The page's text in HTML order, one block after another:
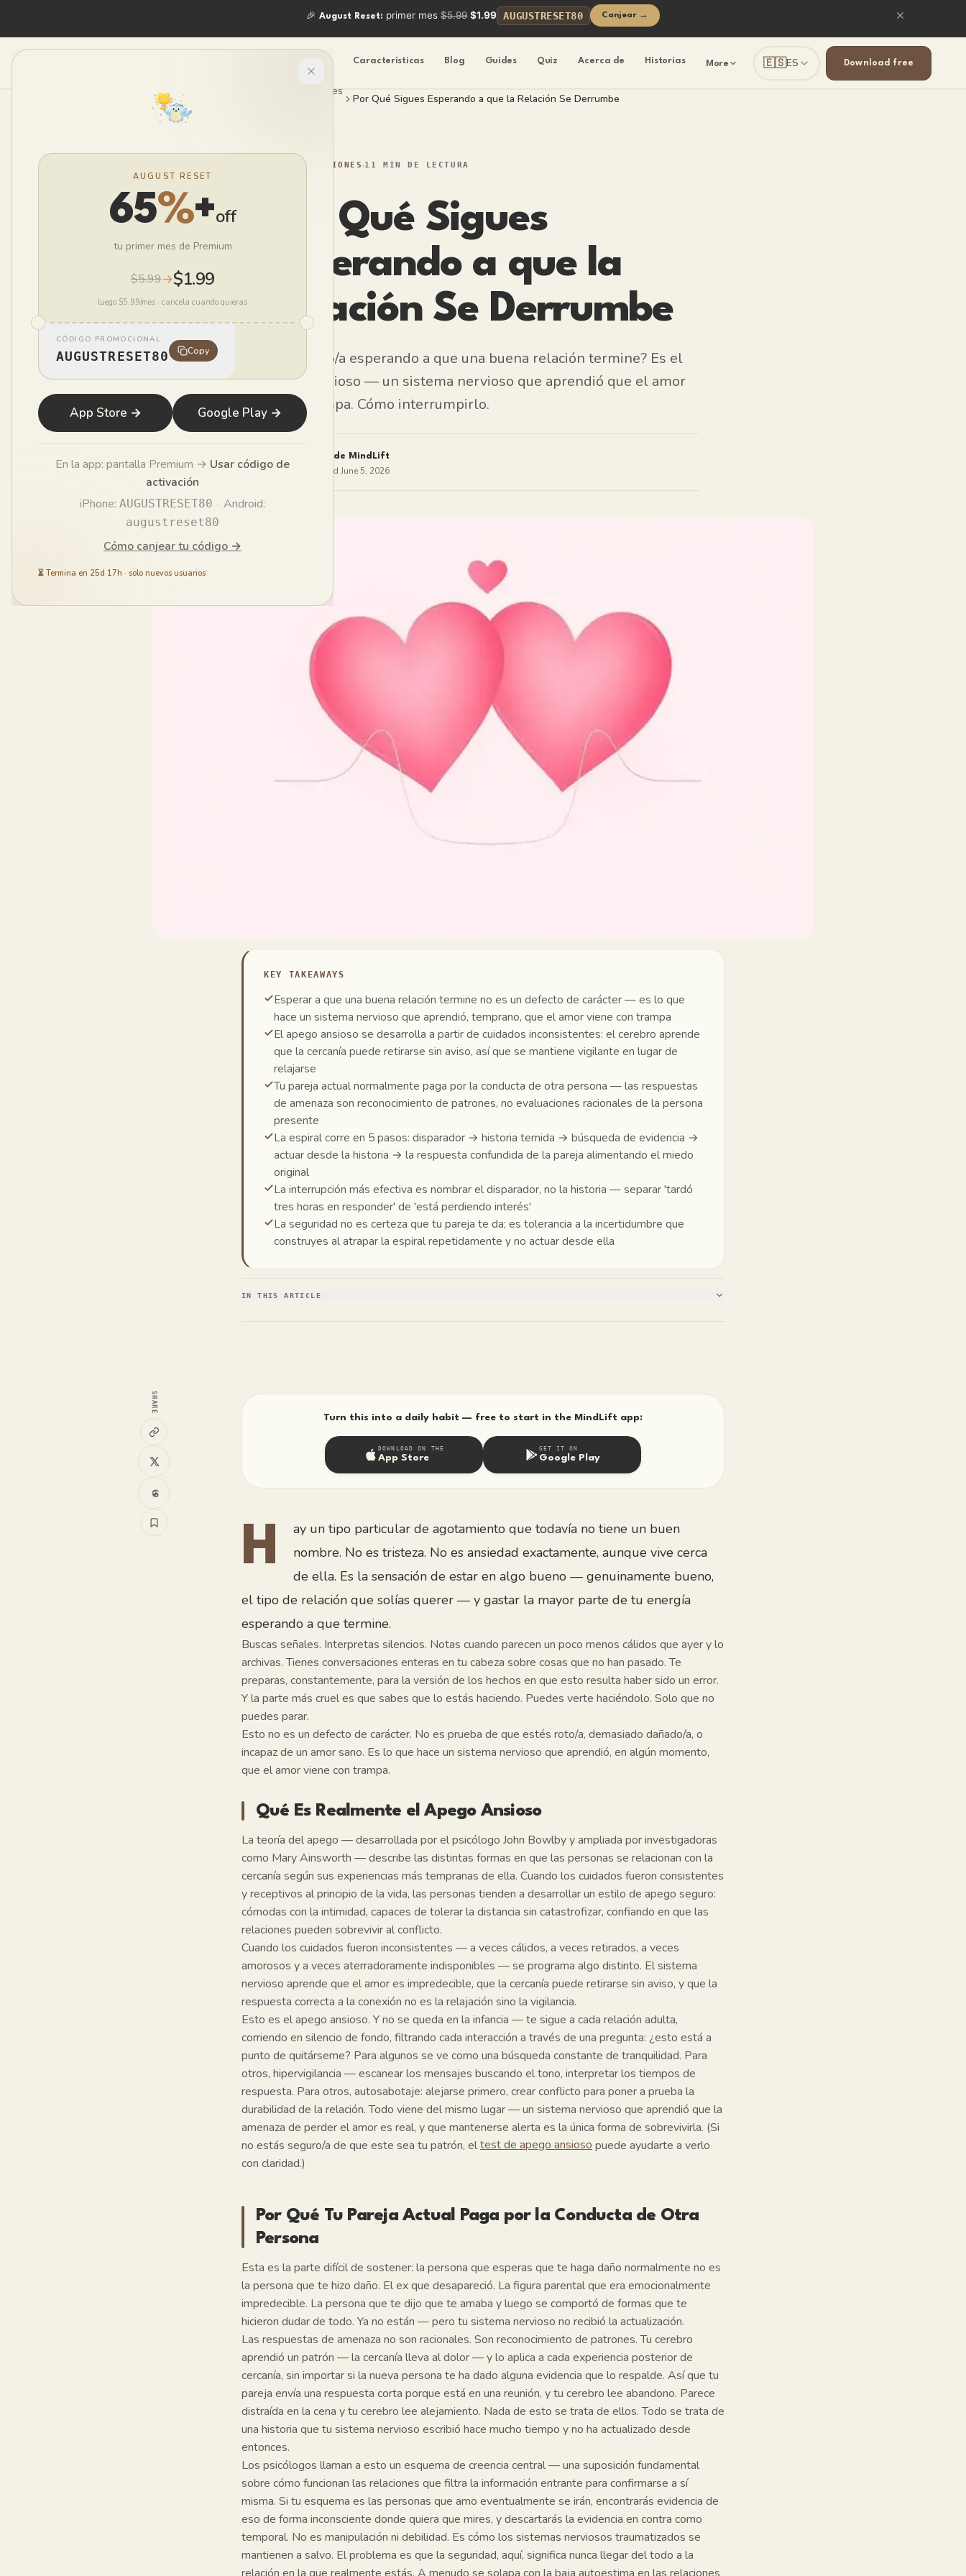
🎉August Reset: primer mes $5.99 $1.99 AUGUSTRESET80 Canjear →
AUGUST RESET
65%+off
tu primer mes de Premium
$5.99→$1.99
luego $5.99/mes · cancela cuando quieras
CÓDIGO PROMOCIONAL
AUGUSTRESET80 Copy
App Store → Google Play →
En la app: pantalla Premium → Usar código de
activación
iPhone: AUGUSTRESET80 · Android:
augustreset80
Cómo canjear tu código →
⏳ Termina en 25d 17h · solo nuevos usuarios
Inicio Características Blog Guides Quiz Acerca de Historias More 🇪🇸ES Download free
Relaciones
Por Qué Sigues Esperando a que la Relación Se Derrumbe
BLOG
RELACIONES 11 MIN DE LECTURA
Por Qué Sigues
Esperando a que la
Relación Se Derrumbe
¿Atrapado/a esperando a que una buena relación termine? Es el
apego ansioso — un sistema nervioso que aprendió que el amor
tiene trampa. Cómo interrumpirlo.
ED
Equipo de MindLift
Published June 5, 2026
KEY TAKEAWAYS
Esperar a que una buena relación termine no es un defecto de carácter — es lo que
hace un sistema nervioso que aprendió, temprano, que el amor viene con trampa
El apego ansioso se desarrolla a partir de cuidados inconsistentes: el cerebro aprende
que la cercanía puede retirarse sin aviso, así que se mantiene vigilante en lugar de
relajarse
Tu pareja actual normalmente paga por la conducta de otra persona — las respuestas
de amenaza son reconocimiento de patrones, no evaluaciones racionales de la persona
presente
La espiral corre en 5 pasos: disparador → historia temida → búsqueda de evidencia →
actuar desde la historia → la respuesta confundida de la pareja alimentando el miedo
original
La interrupción más efectiva es nombrar el disparador, no la historia — separar 'tardó
tres horas en responder' de 'está perdiendo interés'
La seguridad no es certeza que tu pareja te da; es tolerancia a la incertidumbre que
construyes al atrapar la espiral repetidamente y no actuar desde ella
IN THIS ARTICLE
SHARE
Turn this into a daily habit — free to start in the MindLift app:
DOWNLOAD ON THE
App Store
GET IT ON
Google Play
H
ay un tipo particular de agotamiento que todavía no tiene un buen
nombre. No es tristeza. No es ansiedad exactamente, aunque vive cerca
de ella. Es la sensación de estar en algo bueno — genuinamente bueno,
el tipo de relación que solías querer — y gastar la mayor parte de tu energía
esperando a que termine.
Buscas señales. Interpretas silencios. Notas cuando parecen un poco menos cálidos que ayer y lo
archivas. Tienes conversaciones enteras en tu cabeza sobre cosas que no han pasado. Te
preparas, constantemente, para la versión de los hechos en que esto resulta haber sido un error.
Y la parte más cruel es que sabes que lo estás haciendo. Puedes verte haciéndolo. Solo que no
puedes parar.
Esto no es un defecto de carácter. No es prueba de que estés roto/a, demasiado dañado/a, o
incapaz de un amor sano. Es lo que hace un sistema nervioso que aprendió, en algún momento,
que el amor viene con trampa.
Qué Es Realmente el Apego Ansioso
La teoría del apego — desarrollada por el psicólogo John Bowlby y ampliada por investigadoras
como Mary Ainsworth — describe las distintas formas en que las personas se relacionan con la
cercanía según sus experiencias más tempranas de ella. Cuando los cuidados fueron consistentes
y receptivos al principio de la vida, las personas tienden a desarrollar un estilo de apego seguro:
cómodas con la intimidad, capaces de tolerar la distancia sin catastrofizar, confiando en que las
relaciones pueden sobrevivir al conflicto.
Cuando los cuidados fueron inconsistentes — a veces cálidos, a veces retirados, a veces
amorosos y a veces aterradoramente indisponibles — se programa algo distinto. El sistema
nervioso aprende que el amor es impredecible, que la cercanía puede retirarse sin aviso, y que la
respuesta correcta a la conexión no es la relajación sino la vigilancia.
Esto es el apego ansioso. Y no se queda en la infancia — te sigue a cada relación adulta,
corriendo en silencio de fondo, filtrando cada interacción a través de una pregunta: ¿esto está a
punto de quitárseme? Para algunos se ve como una búsqueda constante de tranquilidad. Para
otros, hipervigilancia — escanear los mensajes buscando el tono, interpretar los tiempos de
respuesta. Para otros, autosabotaje: alejarse primero, crear conflicto para poner a prueba la
durabilidad de la relación. Todo viene del mismo lugar — un sistema nervioso que aprendió que la
amenaza de perder el amor es real, y que mantenerse alerta es la única forma de sobrevivirla. (Si
no estás seguro/a de que este sea tu patrón, eltest de apego ansiosopuede ayudarte a verlo
con claridad.)
Por Qué Tu Pareja Actual Paga por la Conducta de Otra
Persona
Esta es la parte difícil de sostener: la persona que esperas que te haga daño normalmente no es
la persona que te hizo daño. El ex que desapareció. La figura parental que era emocionalmente
impredecible. La persona que te dijo que te amaba y luego se comportó de formas que te
hicieron dudar de todo. Ya no están — pero tu sistema nervioso no recibió la actualización.
Las respuestas de amenaza no son racionales. Son reconocimiento de patrones. Tu cerebro
aprendió un patrón —la cercanía lleva al dolor— y lo aplica a cada experiencia posterior de
cercanía, sin importar si la nueva persona te ha dado alguna evidencia que lo respalde. Así que tu
pareja envía una respuesta corta porque está en una reunión, y tu cerebro lee abandono. Parece
distraída en la cena y tu cerebro lee alejamiento. Nada de esto se trata de ellos. Todo se trata de
una historia que tu sistema nervioso escribió hace mucho tiempo y no ha actualizado desde
entonces.
Los psicólogos llaman a esto un esquema de creencia central — una suposición fundamental
sobre cómo funcionan las relaciones que filtra la información entrante para confirmarse a sí
misma. Si tu esquema es las personas que amo eventualmente se irán, encontrarás evidencia de
eso de forma inconsciente donde quiera que mires, y descartarás la evidencia en contra como
temporal. No es manipulación ni debilidad. Es cómo los sistemas nerviosos traumatizados se
mantienen a salvo. El problema es que la seguridad, aquí, significa nunca llegar del todo a la